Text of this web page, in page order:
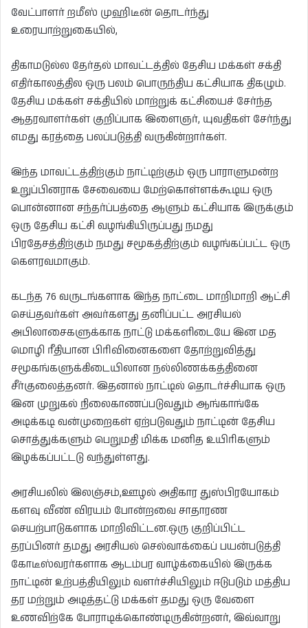
வேட்பாளர் றமீஸ் முஹிடீன் தொடர்ந்து
உரையாற்றுகையில்,
திகாமடுல்ல தேர்தல் மாவட்டத்தில் தேசிய மக்கள் சக்தி
எதிர்காலத்தில ஒரு பலம் பொருந்திய கட்சியாக திகழும்.
தேசிய மக்கள் சக்தியில் மாற்றுக் கட்சியைச் சேர்ந்த
ஆதரவாளர்கள் குறிப்பாக இளைஞர், யுவதிகள் சேர்ந்து
எமது கரத்தை பலப்படுத்தி வருகின்றார்கள்.
இந்த மாவட்டத்திற்கும் நாட்டிற்கும் ஒரு பாராளுமன்ற
உறுப்பினராக சேவையை மேற்கொள்ளக்கூடிய ஒரு
பொன்னான சந்தர்ப்பத்தை ஆளும் கட்சியாக இருக்கும்
ஒரு தேசிய கட்சி வழங்கியிருப்பது நமது
பிரதேசத்திற்கும் நமது சமூகத்திற்கும் வழங்கப்பட்ட ஒரு
கௌரவமாகும்.
கடந்த 76 வருடங்களாக இந்த நாட்டை மாறிமாறி ஆட்சி
செய்தவர்கள் அவர்களது தனிப்பட்ட அரசியல்
அபிலாசைகளுக்காக நாட்டு மக்களிடையே இன மத
மொழி ரீதியான பிரிவினைகளை தோற்றுவித்து
சமூகங்களுக்கிடையிலான நல்லிணக்கத்தினை
சீர்குலைத்தனர். இதனால் நாட்டில் தொடர்ச்சியாக ஒரு
இன முறுகல் நிலைகாணப்படுவதும் ஆங்காங்கே
அடிக்கடி வன்முறைகள் ஏற்படுவதும் நாட்டின் தேசிய
சொத்துக்களும் பெறுமதி மிக்க மனித உயிரிகளும்
இழக்கப்பட்டடு வந்துள்ளது.
அரசியலில் இலஞ்சம்,ஊழல் அதிகார துஸ்பிரயோகம்
களவு வீண் விரயம் போன்றவை சாதாரண
செயற்பாடுகளாக மாறிவிட்டன.ஒரு குறிப்பிட்ட
தரப்பினர் தமது அரசியல் செல்வாக்கைப் பயன்படுத்தி
கோடீஸ்வரர்களாக ஆடம்பர வாழ்க்கையில் இருக்க
நாட்டின் உற்பத்தியிலும் வளர்ச்சியிலும் ஈடுபடும் மத்திய
தர மற்றும் அடித்தட்டு மக்கள் தமது ஒரு வேளை
உணவிற்கே போராடிக்கொண்டிருகின்றனர், இவ்வாறு